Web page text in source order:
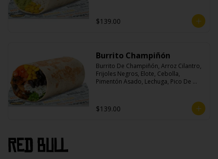
$139.00
Burrito Champiñón
Burrito De Champiñón, Arroz Cilantro,
Frijoles Negros, Elote, Cebolla,
Pimentón Asado, Lechuga, Pico De
$139.00
Red Bull